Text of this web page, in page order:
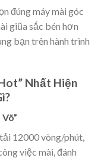
đúng máy mài góc
giũa sắc bén hơn
bạn trên hành trình
Nhất Hiện
12000 vòng/phút,
việc mài, đánh